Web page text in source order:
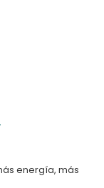
energía, más